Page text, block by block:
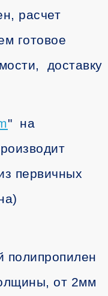
расчет
готовое
доставку
" на
первичных
полипропилен
от 2мм